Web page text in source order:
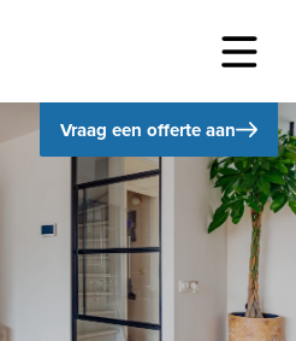
Vraag een offerte aan